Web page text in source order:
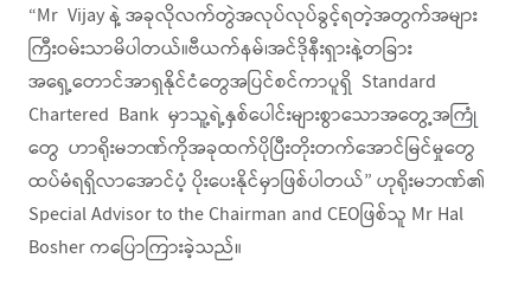
“Mr Vijay နဲ့ အခုလိုလက်တွဲအလုပ်လုပ်ခွင့်ရတဲ့အတွက်အများ
ကြီးဝမ်းသာမိပါတယ်။ဗီယက်နမ်၊အင်ဒိုနီးရှားနဲ့တခြား
အရှေ့တောင်အာရှနိုင်ငံတွေအပြင်စင်ကာပူရှိ Standard
Chartered Bank မှာသူ့ရဲ့နှစ်ပေါင်းများစွာသောအတွေ့အကြုံ
တွေ ဟာရိုးမဘဏ်ကိုအခုထက်ပိုပြီးတိုးတက်အောင်မြင်မှုတွေ
ထပ်မံရရှိလာအောင်ပံ့ ပိုးပေးနိုင်မှာဖြစ်ပါတယ်” ဟုရိုးမဘဏ်၏
Special Advisor to the Chairman and CEOဖြစ်သူ Mr Hal
Bosher ကပြောကြားခဲ့သည်။